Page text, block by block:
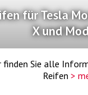
für Tesla
X und
finden Sie alle
Reifen >